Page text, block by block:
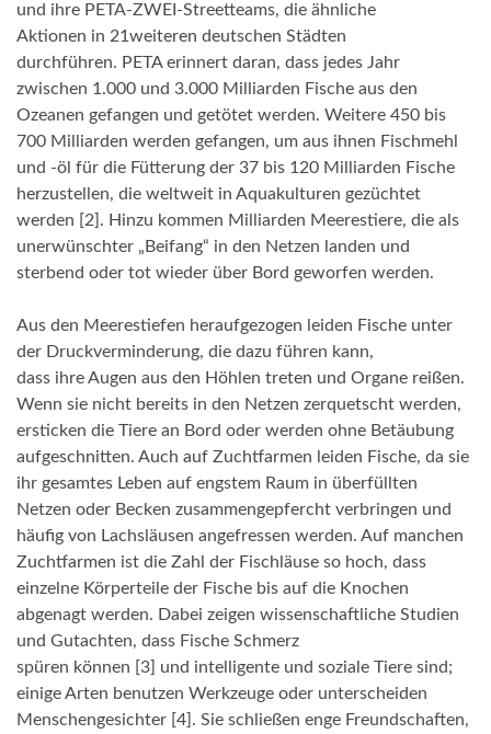
und ihre PETA-ZWEI-Streetteams, die ähnliche
Aktionen in 21weiteren deutschen Städten
durchführen. PETA erinnert daran, dass jedes Jahr
zwischen 1.000 und 3.000 Milliarden Fische aus den
Ozeanen gefangen und getötet werden. Weitere 450 bis
700 Milliarden werden gefangen, um aus ihnen Fischmehl
und -öl für die Fütterung der 37 bis 120 Milliarden Fische
herzustellen, die weltweit in Aquakulturen gezüchtet
werden [2]. Hinzu kommen Milliarden Meerestiere, die als
unerwünschter „Beifang“ in den Netzen landen und
sterbend oder tot wieder über Bord geworfen werden.
Aus den Meerestiefen heraufgezogen leiden Fische unter
der Druckverminderung, die dazu führen kann,
dass ihre Augen aus den Höhlen treten und Organe reißen.
Wenn sie nicht bereits in den Netzen zerquetscht werden,
ersticken die Tiere an Bord oder werden ohne Betäubung
aufgeschnitten. Auch auf Zuchtfarmen leiden Fische, da sie
ihr gesamtes Leben auf engstem Raum in überfüllten
Netzen oder Becken zusammengepfercht verbringen und
häufig von Lachsläusen angefressen werden. Auf manchen
Zuchtfarmen ist die Zahl der Fischläuse so hoch, dass
einzelne Körperteile der Fische bis auf die Knochen
abgenagt werden. Dabei zeigen wissenschaftliche Studien
und Gutachten, dass Fische Schmerz
spüren können [3] und intelligente und soziale Tiere sind;
einige Arten benutzen Werkzeuge oder unterscheiden
Menschengesichter [4]. Sie schließen enge Freundschaften,